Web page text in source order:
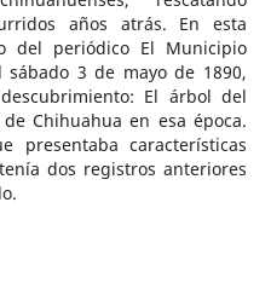
años atrás. En esta
del periódico El Municipio
3 de mayo de 1890,
El árbol del
Chihuahua en esa época.
presentaba características
dos registros anteriores